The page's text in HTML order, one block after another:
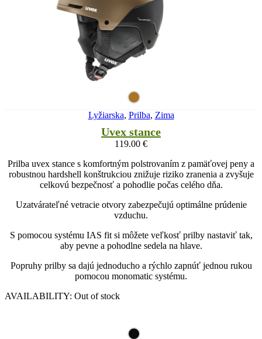
Lyžiarska, Prilba, Zima
Uvex stance
119.00 €
Prilba uvex stance s komfortným polstrovaním z pamäťovej peny a
robustnou hardshell konštrukciou znižuje riziko zranenia a zvyšuje
celkovú bezpečnosť a pohodlie počas celého dňa.
Uzatvárateľné vetracie otvory zabezpečujú optimálne prúdenie
vzduchu.
S pomocou systému IAS fit si môžete veľkosť prilby nastaviť tak,
aby pevne a pohodlne sedela na hlave.
Popruhy prilby sa dajú jednoducho a rýchlo zapnúť jednou rukou
pomocou monomatic systému.
AVAILABILITY: Out of stock